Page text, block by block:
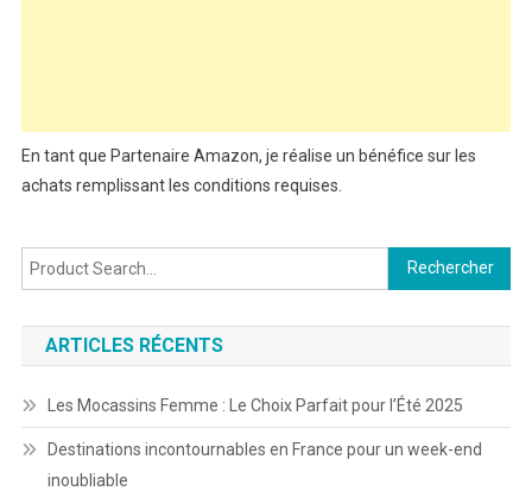
En tant que Partenaire Amazon, je réalise un bénéfice sur les
achats remplissant les conditions requises.
Rechercher :
ARTICLES RÉCENTS
Les Mocassins Femme : Le Choix Parfait pour l’Été 2025
Destinations incontournables en France pour un week-end
inoubliable